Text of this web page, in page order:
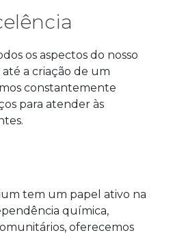
os aspectos do nosso
a criação de um
constantemente
para atender às
tem um papel ativo na
química,
oferecemos